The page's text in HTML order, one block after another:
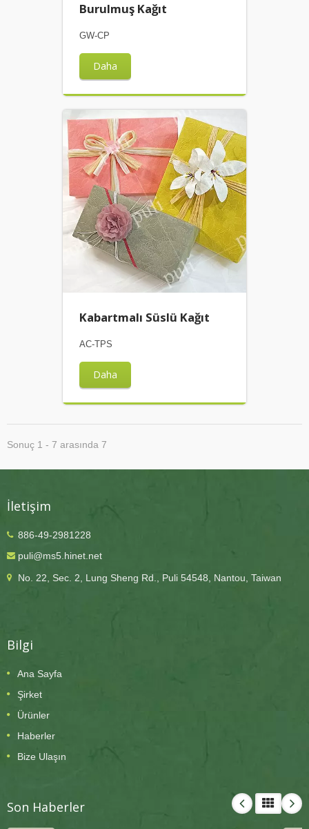
Burulmuş Kağıt
GW-CP
Daha
Kabartmalı Süslü Kağıt
AC-TPS
Daha
Sonuç 1 - 7 arasında 7
İletişim
886-49-2981228
puli@ms5.hinet.net
No. 22, Sec. 2, Lung Sheng Rd., Puli 54548, Nantou, Taiwan
Bilgi
Ana Sayfa
Şirket
Ürünler
Haberler
Bize Ulaşın
Son Haberler